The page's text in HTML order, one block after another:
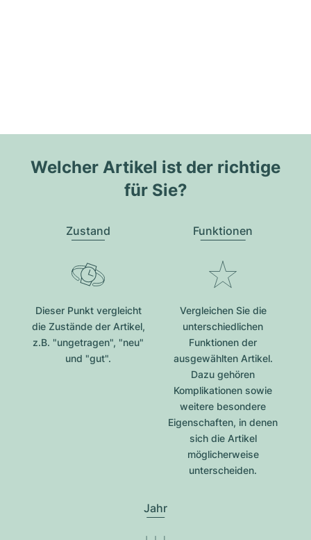
Welcher Artikel ist der richtige
für Sie?
Zustand
Dieser Punkt vergleicht
die Zustände der Artikel,
z.B. "ungetragen", "neu"
und "gut".
Funktionen
Vergleichen Sie die
unterschiedlichen
Funktionen der
ausgewählten Artikel.
Dazu gehören
Komplikationen sowie
weitere besondere
Eigenschaften, in denen
sich die Artikel
möglicherweise
unterscheiden.
Jahr